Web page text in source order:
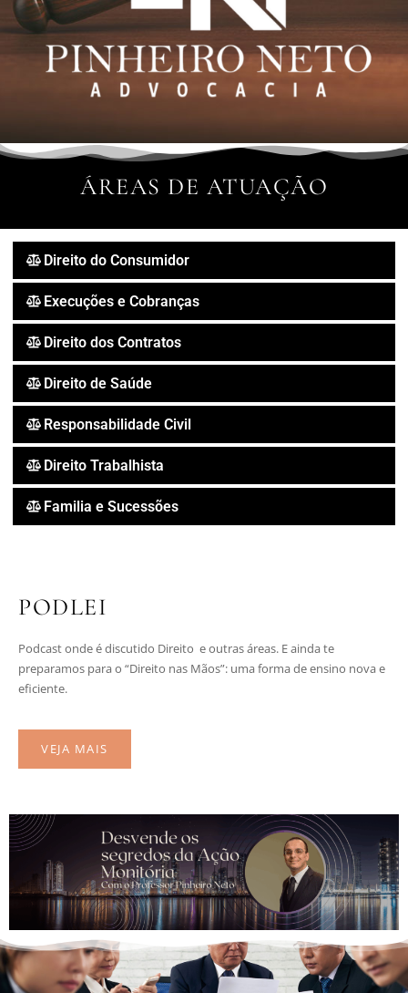
ÁREAS DE ATUAÇÃO
Direito do Consumidor
Execuções e Cobranças
Direito dos Contratos
Direito de Saúde
Responsabilidade Civil
Direito Trabalhista
Familia e Sucessões
PODLEI
Podcast onde é discutido Direito e outras áreas. E ainda te
preparamos para o “Direito nas Mãos”: uma forma de ensino nova e
eficiente.
VEJA MAIS